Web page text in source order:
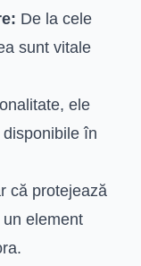
De la cele
sunt vitale
ele
în
că protejează
element